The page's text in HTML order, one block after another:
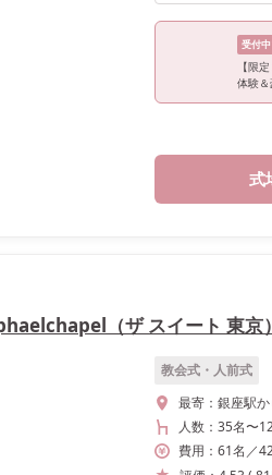
受付
【限
体験
式
（ザ スイート 東京）
教会式・人前式
最寄： 銀座駅
人数： 35名〜
費用： 61名 ／